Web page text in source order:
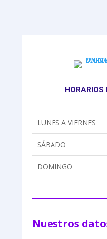
HORARIOS
LUNES A VIERNES
SÁBADO
DOMINGO
Nuestros